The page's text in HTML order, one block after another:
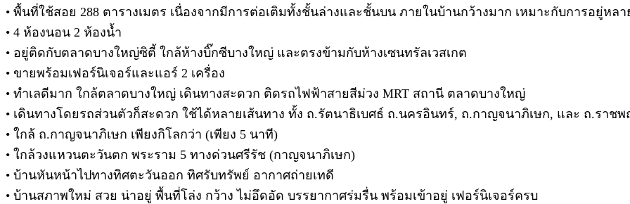
• พื้นที่ใช้สอย 288 ตารางเมตร เนื่องจากมีการต่อเติมทั้งชั้นล่างและชั้นบน ภายในบ้านกว้างมาก เหมาะกับการอยู่หล
• 4 ห้องนอน 2 ห้องน้ำ
• อยู่ติดกับตลาดบางใหญ่ซิตี้ ใกล้ห้างบิ๊กซีบางใหญ่ และตรงข้ามกับห้างเซนทรัลเวสเกต
• ขายพร้อมเฟอร์นิเจอร์และแอร์ 2 เครื่อง
• ทำเลดีมาก ใกล้ตลาดบางใหญ่ เดินทางสะดวก ติดรถไฟฟ้าสายสีม่วง MRT สถานี ตลาดบางใหญ่
• เดินทางโดยรถส่วนตัวก็สะดวก ใช้ได้หลายเส้นทาง ทั้ง ถ.รัตนาธิเบศธ์ ถ.นครอินทร์, ถ.กาญจนาภิเษก, และ ถ.ราชพ
• ใกล้ ถ.กาญจนาภิเษก เพียงกิโลกว่า (เพียง 5 นาที)
• ใกล้วงแหวนตะวันตก พระราม 5 ทางด่วนศรีรัช (กาญจนาภิเษก)
• บ้านหันหน้าไปทางทิศตะวันออก ทิศรับทรัพย์ อากาศถ่ายเทดี
• บ้านสภาพใหม่ สวย น่าอยู่ พื้นที่โล่ง กว้าง ไม่อึดอัด บรรยากาศร่มรื่น พร้อมเข้าอยู่ เฟอร์นิเจอร์ครบ